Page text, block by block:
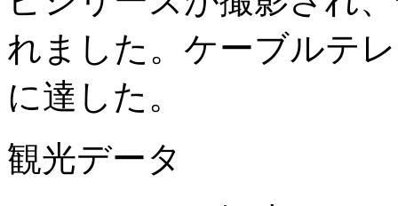
れました。ケーブルテ
に達した。
観光データ